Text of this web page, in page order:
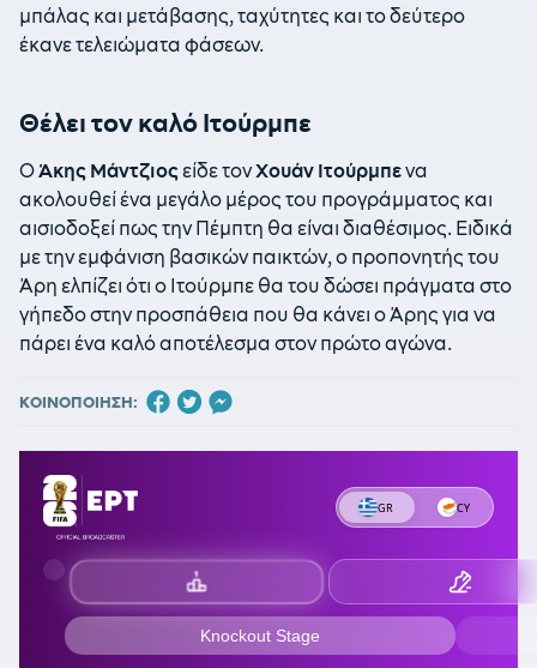
μπάλας και μετάβασης, ταχύτητες και το δεύτερο
έκανε τελειώματα φάσεων.
Θέλει τον καλό Ιτούρμπε
ΟΆκης Μάντζιος είδε τονΧουάν Ιτούρμπενα
ακολουθεί ένα μεγάλο μέρος του προγράμματος και
αισιοδοξεί πως την Πέμπτη θα είναι διαθέσιμος. Ειδικά
με την εμφάνιση βασικών παικτών, ο προπονητής του
Άρη ελπίζει ότι ο Ιτούρμπε θα του δώσει πράγματα στο
γήπεδο στην προσπάθεια που θα κάνει ο Άρης για να
πάρει ένα καλό αποτέλεσμα στον πρώτο αγώνα.
ΚΟΙΝΟΠΟΙΗΣΗ: